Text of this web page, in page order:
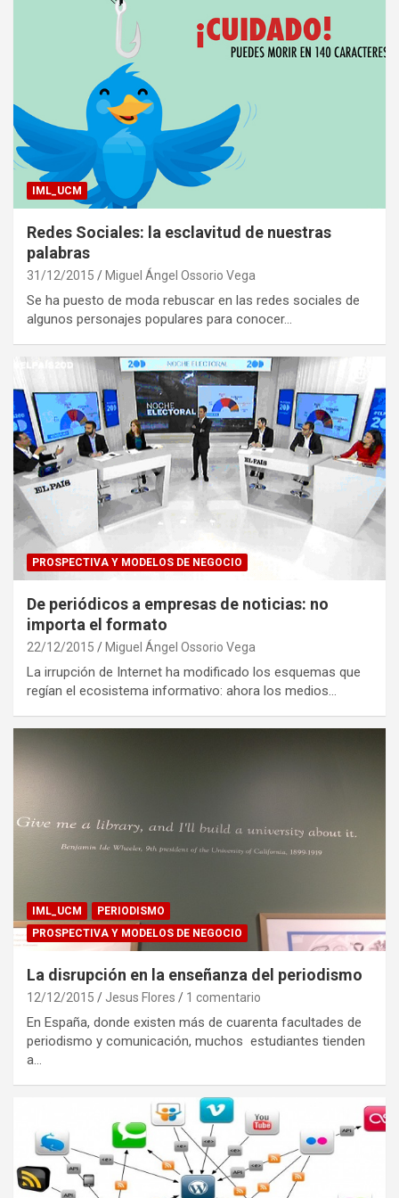
IML_UCM
Redes Sociales: la esclavitud de nuestras
palabras
31/12/2015 Miguel Ángel Ossorio Vega
Se ha puesto de moda rebuscar en las redes sociales de
algunos personajes populares para conocer…
PROSPECTIVA Y MODELOS DE NEGOCIO
De periódicos a empresas de noticias: no
importa el formato
22/12/2015 Miguel Ángel Ossorio Vega
La irrupción de Internet ha modificado los esquemas que
regían el ecosistema informativo: ahora los medios…
IML_UCM
PERIODISMO
PROSPECTIVA Y MODELOS DE NEGOCIO
La disrupción en la enseñanza del periodismo
12/12/2015 Jesus Flores 1 comentario
En España, donde existen más de cuarenta facultades de
periodismo y comunicación, muchos estudiantes tienden
a…